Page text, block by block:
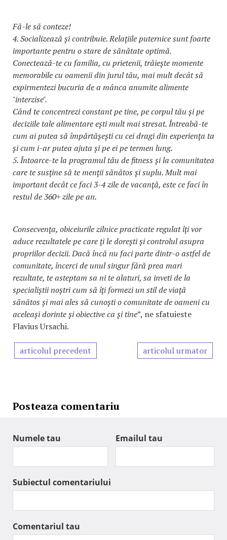
Fă-le să conteze!
4. Socializează și contribuie. Relațiile puternice sunt foarte
importante pentru o stare de sănătate optimă.
Conectează-te cu familia, cu prietenii, trăiește momente
memorabile cu oamenii din jurul tău, mai mult decât să
expirmentezi bucuria de a mânca anumite alimente
"interzise".
Când te concentrezi constant pe tine, pe corpul tău și pe
deciziile tale alimentare ești mult mai stresat. Întreabă-te
cum ai putea să împărtășești cu cei dragi din experiența ta
și cum i-ar putea ajuta și pe ei pe termen lung.
5. Întoarce-te la programul tău de fitness și la comunitatea
care te susține să te menții sănătos și suplu. Mult mai
important decât ce faci 3-4 zile de vacanță, este ce faci în
restul de 360+ zile pe an.
Consecvența, obiceiurile zilnice practicate regulat îți vor
aduce rezultatele pe care ți le dorești și controlul asupra
propriilor decizii. Dacă încă nu faci parte dintr-o astfel de
comunitate, încerci de unul singur fără prea mari
rezultate, te asteptam sa ni te alaturi, sa inveti de la
specialiștii noștri cum să îți formezi un stil de viață
sănătos și mai ales să cunoști o comunitate de oameni cu
aceleași dorinte și obiective ca și tine”, ne sfatuieste
Flavius Ursachi.
articolul precedent articolul urmator
Posteaza comentariu
Numele tau Emailul tau
Subiectul comentariului
Comentariul tau